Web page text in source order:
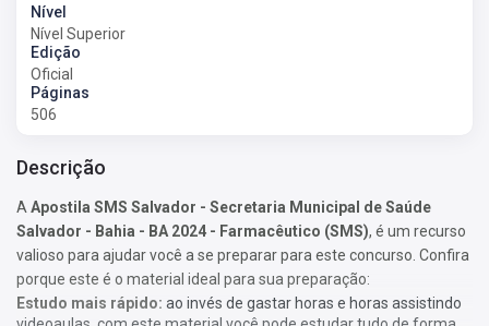
Nível
Nível Superior
Edição
Oficial
Páginas
506
Descrição
A Apostila SMS Salvador - Secretaria Municipal de Saúde
Salvador - Bahia - BA 2024 - Farmacêutico (SMS), é um recurso
valioso para ajudar você a se preparar para este concurso. Confira
porque este é o material ideal para sua preparação:
Estudo mais rápido: ao invés de gastar horas e horas assistindo